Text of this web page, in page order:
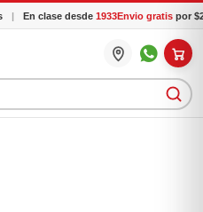
En clase desde1933Envio gratispor